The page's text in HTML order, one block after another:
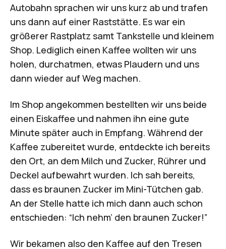
Autobahn sprachen wir uns kurz ab und trafen
uns dann auf einer Raststätte. Es war ein
größerer Rastplatz samt Tankstelle und kleinem
Shop. Lediglich einen Kaffee wollten wir uns
holen, durchatmen, etwas Plaudern und uns
dann wieder auf Weg machen.
Im Shop angekommen bestellten wir uns beide
einen Eiskaffee und nahmen ihn eine gute
Minute später auch in Empfang. Während der
Kaffee zubereitet wurde, entdeckte ich bereits
den Ort, an dem Milch und Zucker, Rührer und
Deckel aufbewahrt wurden. Ich sah bereits,
dass es braunen Zucker im Mini-Tütchen gab.
An der Stelle hatte ich mich dann auch schon
entschieden: “Ich nehm’ den braunen Zucker!”
Wir bekamen also den Kaffee auf den Tresen